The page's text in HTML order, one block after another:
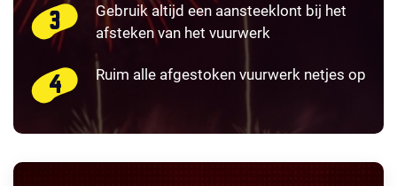
Gebruik altijd een aansteeklont bij het
afsteken van het vuurwerk
Ruim alle afgestoken vuurwerk netjes op